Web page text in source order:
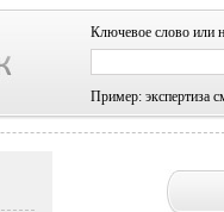
Ключевое слово или
Пример: экспертиза